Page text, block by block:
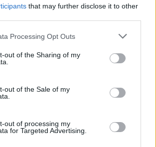
that may further disclose it to other
Processing Opt Outs
out of the Sharing of my
out of the Sale of my
out of processing my
for Targeted Advertising.